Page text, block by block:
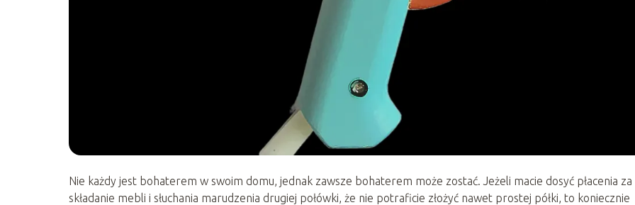
Nie każdy jest bohaterem w swoim domu, jednak zawsze bohaterem może zostać. Jeżeli macie dosyć płacenia za
składanie mebli i słuchania marudzenia drugiej połówki, że nie potraficie złożyć nawet prostej półki, to koniecznie